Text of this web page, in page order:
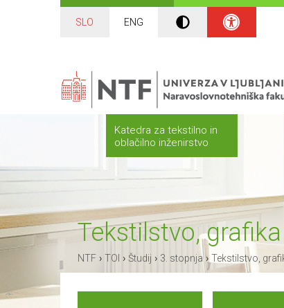
SLO ENG
Katedra za tekstilno in
oblačilno inženirstvo
Tekstilstvo,
NTF › TOI › Študij › 3. stopnja› Tekstilstvo,